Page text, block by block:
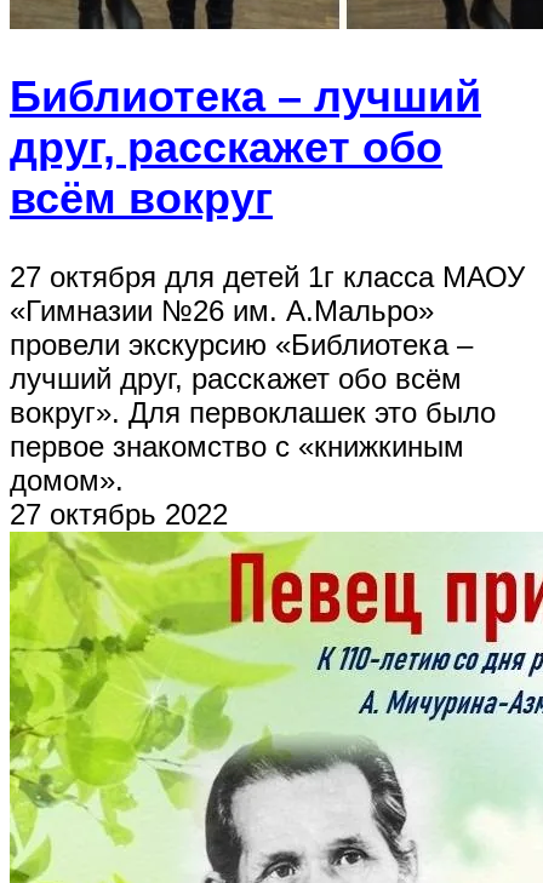
Библиотека – лучший
друг, расскажет обо
всём вокруг
27 октября для детей 1г класса МАОУ
«Гимназии №26 им. А.Мальро»
провели экскурсию «Библиотека –
лучший друг, расскажет обо всём
вокруг». Для первоклашек это было
первое знакомство с «книжкиным
домом».
27 октябрь 2022